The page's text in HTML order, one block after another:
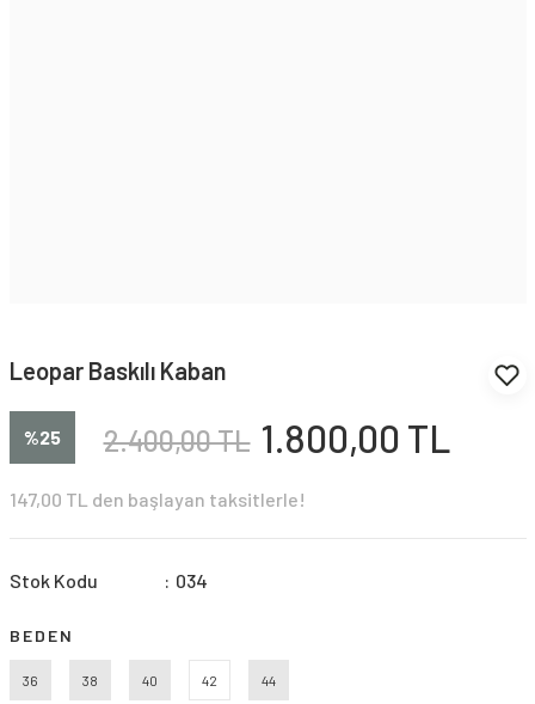
Leopar Baskılı Kaban
%25 2.400,00 TL 1.800,00 TL
147,00 TL den başlayan taksitlerle!
Stok Kodu 034
BEDEN
36 38 40 42 44